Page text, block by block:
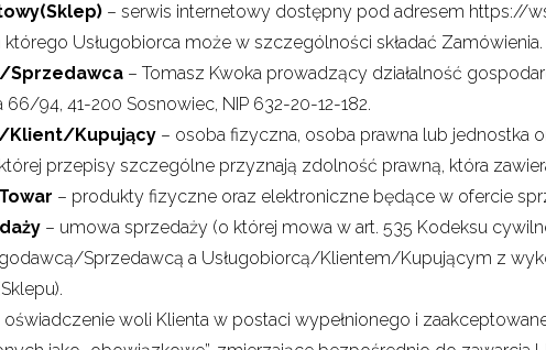
(Sklep) – serwis internetowy dostępny pod adresem https://
Usługobiorca może w szczególności składać Zamówienia.
Sprzedawca – Tomasz Kwoka prowadzący działalność
66/94, 41-200 Sosnowiec, NIP 632-20-12-182.
Klient/Kupujący – osoba fizyczna, osoba prawna lub jednostka
przepisy szczególne przyznają zdolność prawną, która
– produkty fizyczne oraz elektroniczne będące w ofercie
– umowa sprzedaży (o której mowa w art. 535 Kodeksu
Sprzedawcą a Usługobiorcą/Klientem/Kupującym z
oświadczenie woli Klienta w postaci wypełnionego i